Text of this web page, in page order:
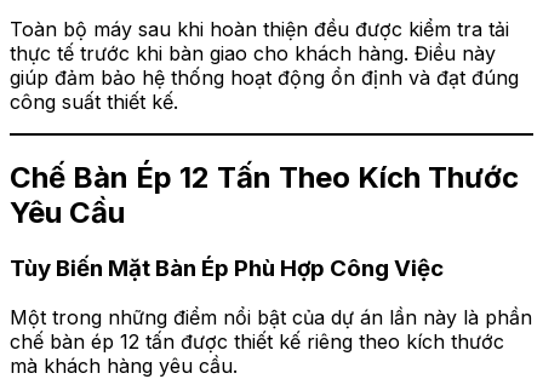
Toàn bộ máy sau khi hoàn thiện đều được kiểm tra tải
thực tế trước khi bàn giao cho khách hàng. Điều này
giúp đảm bảo hệ thống hoạt động ổn định và đạt đúng
công suất thiết kế.
Chế Bàn Ép 12 Tấn Theo Kích Thước
Yêu Cầu
Tùy Biến Mặt Bàn Ép Phù Hợp Công Việc
Một trong những điểm nổi bật của dự án lần này là phần
chế bàn ép 12 tấn được thiết kế riêng theo kích thước
mà khách hàng yêu cầu.